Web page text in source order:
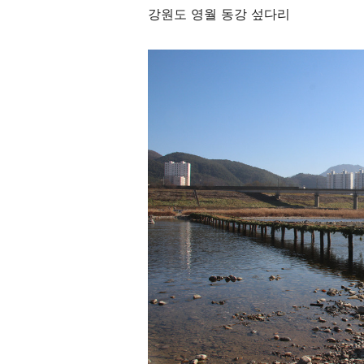
강원도 영월 동강 섶다리